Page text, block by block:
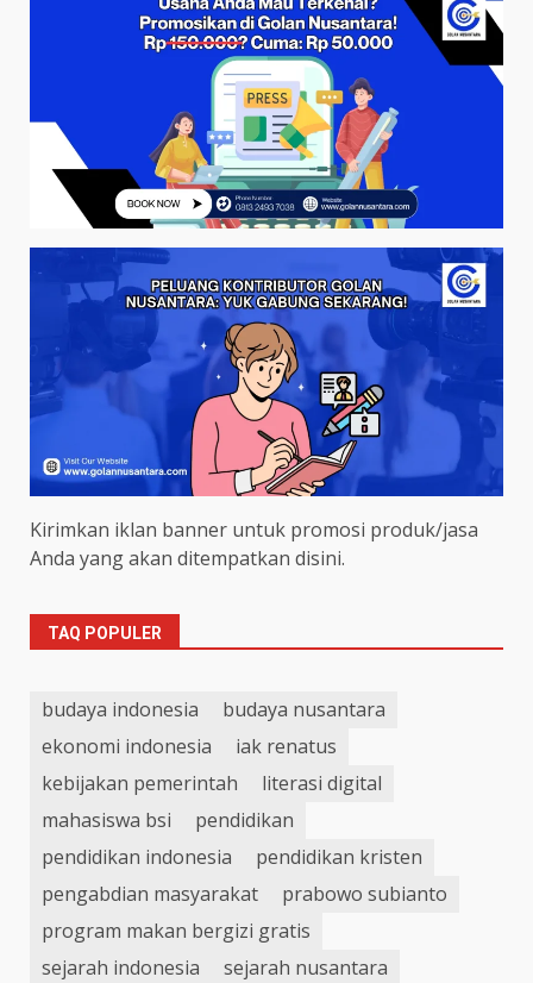
Kirimkan iklan banner untuk promosi produk/jasa
Anda yang akan ditempatkan disini.
TAQ POPULER
budaya indonesia
budaya nusantara
ekonomi indonesia
iak renatus
kebijakan pemerintah
literasi digital
mahasiswa bsi
pendidikan
pendidikan indonesia
pendidikan kristen
pengabdian masyarakat
prabowo subianto
program makan bergizi gratis
sejarah indonesia
sejarah nusantara